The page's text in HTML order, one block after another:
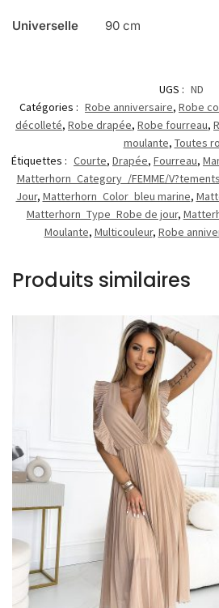
Universelle 90 cm
UGS : ND
Catégories : Robe anniversaire, Robe
décolleté, Robe drapée, Robe fourreau,
moulante, Toutes
Étiquettes : Courte, Drapée, Fourreau,
Matterhorn_Category_/FEMME/
Jour, Matterhorn_Color_bleu marine,
Matterhorn_Type_Robe de jour,
Moulante, Multicouleur, Robe
Produits similaires